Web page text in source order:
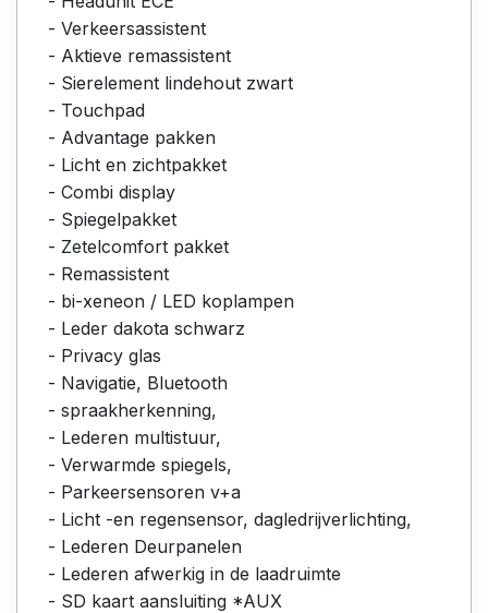
- Verkeersassistent
- Aktieve remassistent
- Sierelement lindehout zwart
- Touchpad
- Advantage pakken
- Licht en zichtpakket
- Combi display
- Spiegelpakket
- Zetelcomfort pakket
- Remassistent
- bi-xeneon / LED koplampen
- Leder dakota schwarz
- Privacy glas
- Navigatie, Bluetooth
- spraakherkenning,
- Lederen multistuur,
- Verwarmde spiegels,
- Parkeersensoren v+a
- Licht -en regensensor, dagledrijverlichting,
- Lederen Deurpanelen
- Lederen afwerkig in de laadruimte
- SD kaart aansluiting *AUX